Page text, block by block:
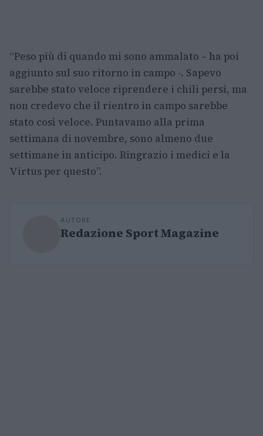
“Peso più di quando mi sono ammalato – ha poi
aggiunto sul suo ritorno in campo -. Sapevo
sarebbe stato veloce riprendere i chili persi, ma
non credevo che il rientro in campo sarebbe
stato così veloce. Puntavamo alla prima
settimana di novembre, sono almeno due
settimane in anticipo. Ringrazio i medici e la
Virtus per questo”.
AUTORE
Redazione Sport Magazine